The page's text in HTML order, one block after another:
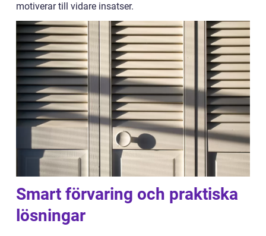
motiverar till vidare insatser.
Smart förvaring och praktiska
lösningar